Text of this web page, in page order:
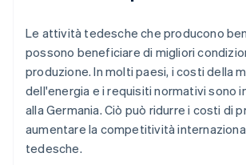
Le attività tedesche che producono
possono beneficiare di migliori
produzione. In molti paesi, i costi della
dell'energia e i requisiti normativi sono
alla Germania. Ciò può ridurre i costi di
aumentare la competitività
tedesche.